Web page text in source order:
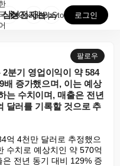
로이터 통신에 따르면 삼성전자는 2분기 영업이익이 약 ...
GooglePlay
AppStore 로그인
팔로우
분기 영업이익이 약 584
배 증가했으며, 이는 예상
는 수치이며, 매출은 전년
달러를 기록할 것으로 추
억 4천만 달러로 추정했으
수치로 예상치인 약 570억
전년 동기 대비 129% 증